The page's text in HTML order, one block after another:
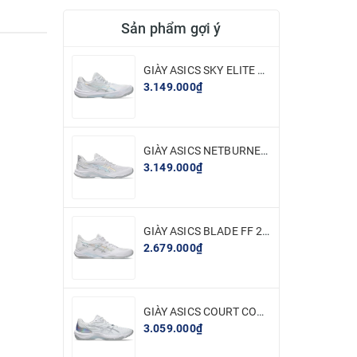
Sản phẩm gợi ý
GIÀY ASICS SKY ELITE FF 3 - TRẮNG BẠC
3.149.000₫
GIÀY ASICS NETBURNER BALLISTIC FF 4 - TRẮNG BẠC
3.149.000₫
GIÀY ASICS BLADE FF 2 - TRẮNG BẠC
2.679.000₫
GIÀY ASICS COURT CONTROL FF 4 - TRẮNG BẠC
3.059.000₫